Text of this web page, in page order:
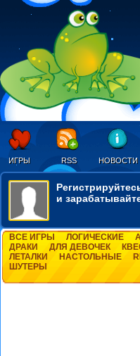
ИГРЫ RSS НОВОСТИ
и
ВСЕ ИГРЫ ЛОГИЧЕСКИЕ
ДРАКИ
ДЛЯ ДЕВОЧЕК
ЛЕТАЛКИ
НАСТОЛЬНЫЕ
ШУТЕРЫ